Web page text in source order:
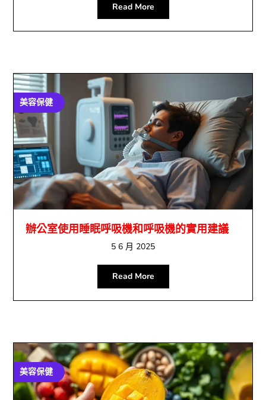
Read More
美容保健
辦公室使用睡眠呼吸機和呼吸機的實用建議
5 6 月 2025
Read More
美容保健